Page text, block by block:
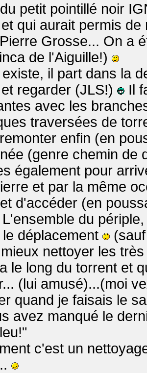
petit pointillé noir
qui aurait permis
Grosse... On a
de l'Aiguille!)
il part dans la
regarder (JLS!)
Il
avec les
traversées de
enfin (en
(genre chemin de
également pour
et par la même
d'accéder (en
L'ensemble du
déplacement
nettoyer les
le long du torrent et
(lui amusé)...(moi
quand je faisais le
avez manqué le
c'est un